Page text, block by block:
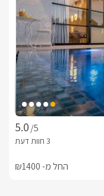
/5
החל מ- ₪1400